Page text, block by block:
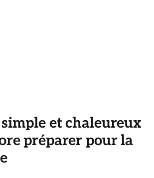
et chaleureux
préparer pour la